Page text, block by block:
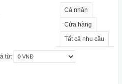
Cá nhân
Cửa hàng
Tất cả nhu cầu
từ: